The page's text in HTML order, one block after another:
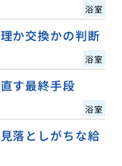
浴室
か交換かの判断
浴室
す最終手段
浴室
落としがちな給